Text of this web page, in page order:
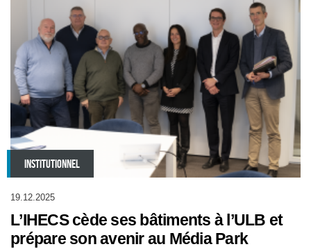
INSTITUTIONNEL
19.12.2025
L’IHECS cède ses bâtiments à l’ULB et
prépare son avenir au Média Park